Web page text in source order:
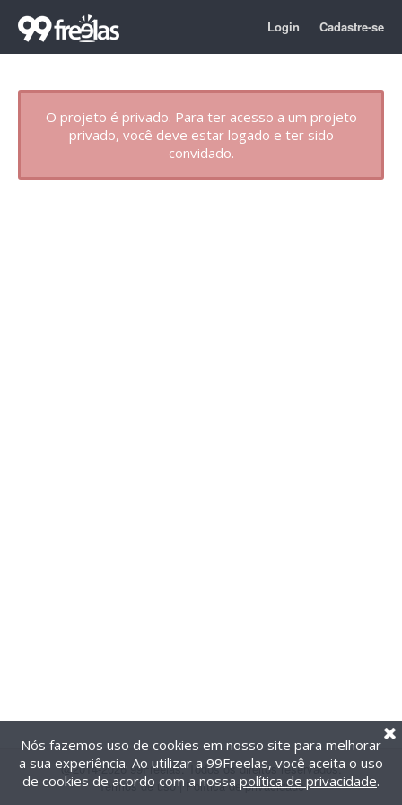
Login Cadastre-se
O projeto é privado. Para ter acesso a um projeto
privado, você deve estar logado e ter sido
convidado.
@2014-2026 99Freelas. Todos os direitos reservados.
Termos de uso| Política de privacidade
Nós fazemos uso de cookies em nosso site para melhorar
a sua experiência. Ao utilizar a 99Freelas, você aceita o uso
de cookies de acordo com a nossa política de privacidade.